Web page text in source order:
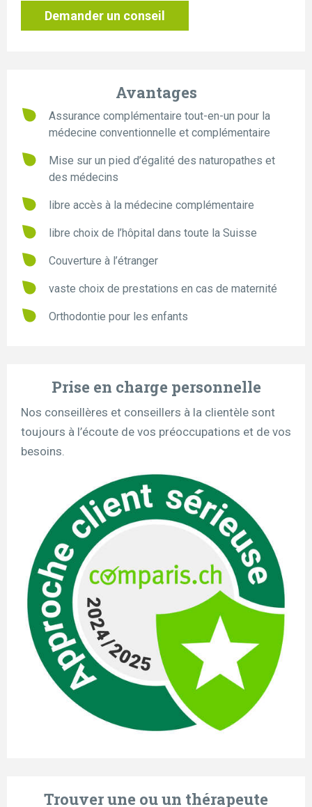
Demander un conseil
Avantages
Assurance complémentaire tout-en-un pour la
médecine conventionnelle et complémentaire
Mise sur un pied d’égalité des naturopathes et
des médecins
libre accès à la médecine complémentaire
libre choix de l’hôpital dans toute la Suisse
Couverture à l’étranger
vaste choix de prestations en cas de maternité
Orthodontie pour les enfants
Prise en charge personnelle
Nos conseillères et conseillers à la clientèle sont
toujours à l’écoute de vos préoccupations et de vos
besoins.
Trouver une ou un thérapeute